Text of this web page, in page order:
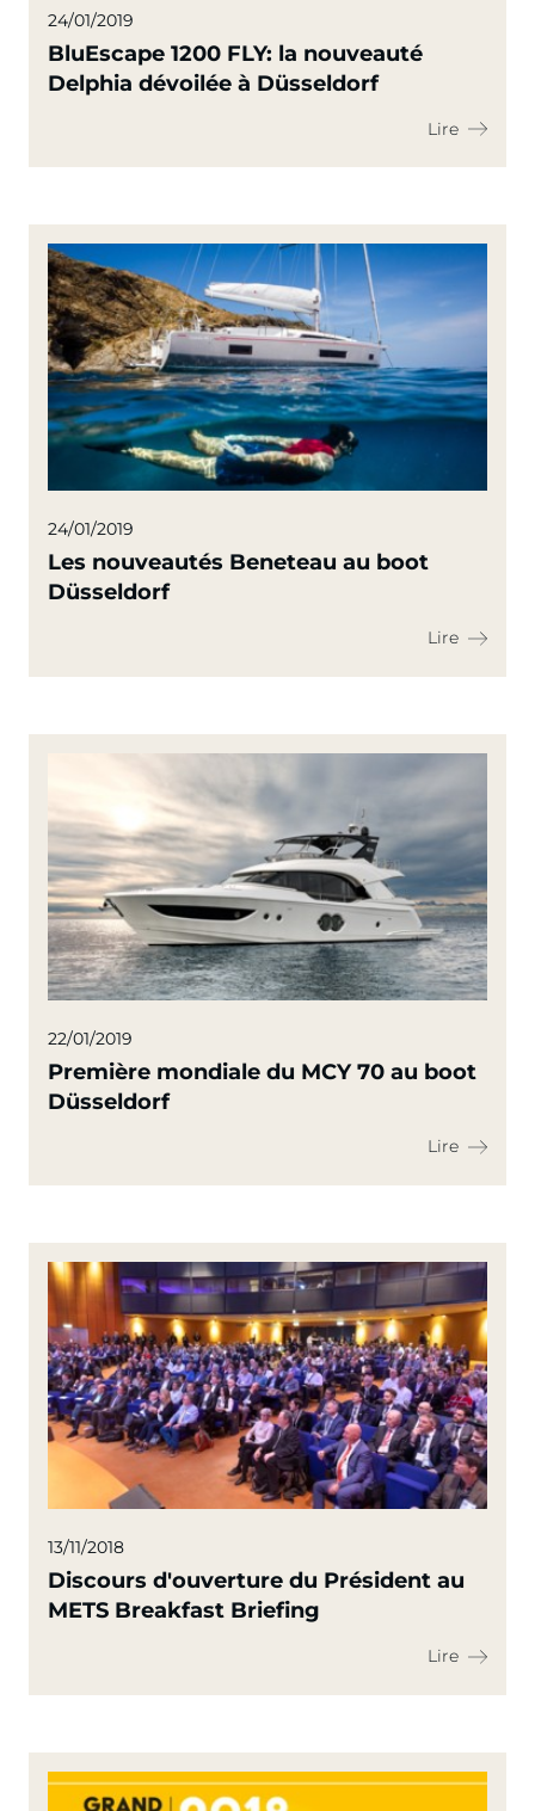
24/01/2019
BluEscape 1200 FLY: la nouveauté
Delphia dévoilée à Düsseldorf
Lire
24/01/2019
Les nouveautés Beneteau au boot
Düsseldorf
Lire
22/01/2019
Première mondiale du MCY 70 au boot
Düsseldorf
Lire
13/11/2018
Discours d'ouverture du Président au
METS Breakfast Briefing
Lire